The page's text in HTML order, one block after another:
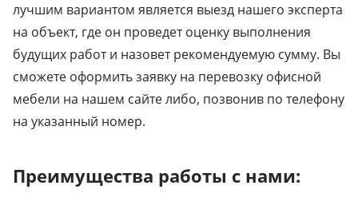
лучшим вариантом является выезд нашего эксперта
на объект, где он проведет оценку выполнения
будущих работ и назовет рекомендуемую сумму. Вы
сможете оформить заявку на перевозку офисной
мебели на нашем сайте либо, позвонив по телефону
на указанный номер.
Преимущества работы с нами: